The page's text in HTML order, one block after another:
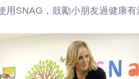
用SNAG，鼓勵小朋友過健康